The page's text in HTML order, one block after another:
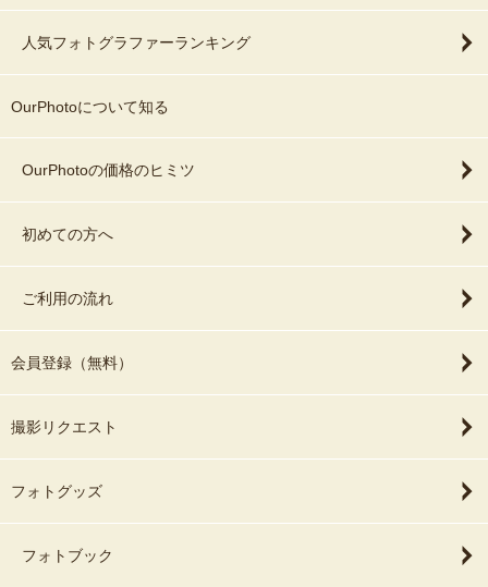
人気フォトグラファーランキング
OurPhotoについて知る
OurPhotoの価格のヒミツ
初めての方へ
ご利用の流れ
会員登録（無料）
撮影リクエスト
フォトグッズ
フォトブック